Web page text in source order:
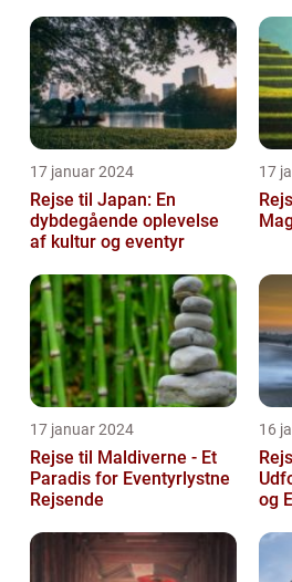
livsstil, overdådige
skinnend...
17 januar 2024
Rejse til Japan: En
dybdegående oplevelse
af kultur og eventyr
17
17 januar 2024
Rejse til Maldiverne - Et
Paradis for Eventyrlystne
Rejsende
16
og